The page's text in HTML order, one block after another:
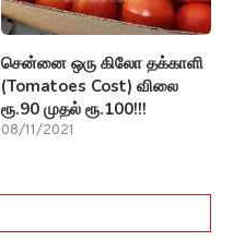
சென்னை ஒரு கிலோ தக்காளி
(Tomatoes Cost) விலை
ரூ.90 முதல் ரூ.100!!!
08/11/2021